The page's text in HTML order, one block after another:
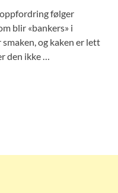
følger
blir «bankers» i
og kaken er lett
den ikke …